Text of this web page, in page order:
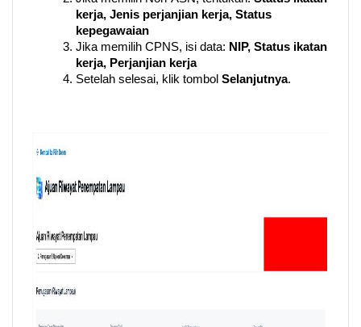
kerja, Jenis perjanjian kerja, Status
kepegawaian
Jika memilih CPNS, isi data: NIP, Status ikatan
kerja, Perjanjian kerja
Setelah selesai, klik tombol Selanjutnya.